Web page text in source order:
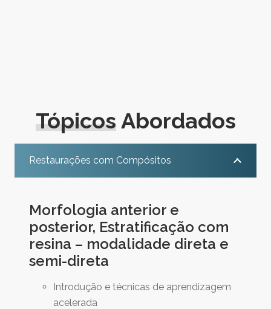
TópicosAbordados
Restaurações com Compósitos
Morfologia anterior e
posterior, Estratificação com
resina – modalidade direta e
semi-direta
Introdução e técnicas de aprendizagem
acelerada